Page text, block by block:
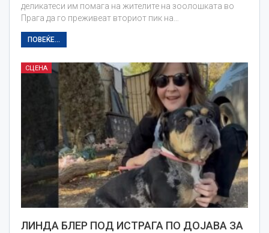
деликатеси им помага на жителите на зоолошката во
Прага да го преживеат вториот пик на…
ПОВЕЌЕ...
СЦЕНА
ЛИНДА БЛЕР ПОД ИСТРАГА ПО ДОЈАВА ЗА